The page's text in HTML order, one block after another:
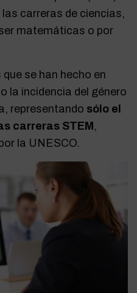
carreras de ciencias,
matemáticas o por
se han hecho en
la incidencia del género
representando sólo el
carreras STEM,
la UNESCO.